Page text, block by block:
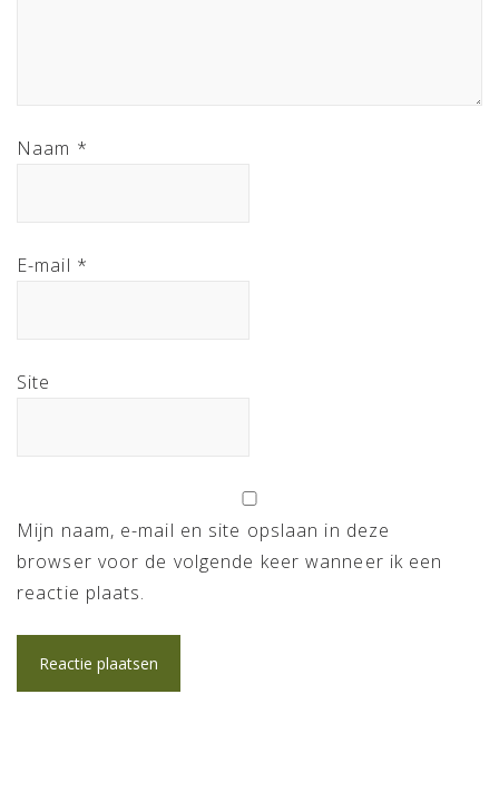
Naam *
E-mail *
Site
Mijn naam, e-mail en site opslaan in deze
browser voor de volgende keer wanneer ik een
reactie plaats.